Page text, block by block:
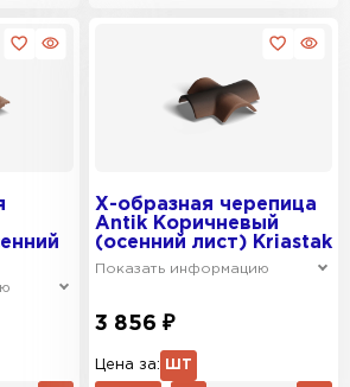
Х-образная черепица
Antik Коричневый
(осенний лист) Kriastak
Показать информацию
3 856 ₽
Цена за: ШТ